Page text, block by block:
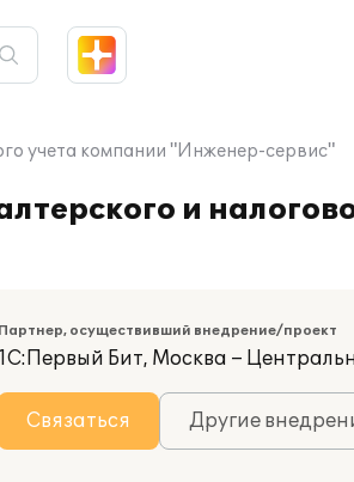
учета компании "Инженер-сервис"
и
Партнер, осуществивший внедрение/проект
1С:Первый Бит, Москва –
Связаться Другие